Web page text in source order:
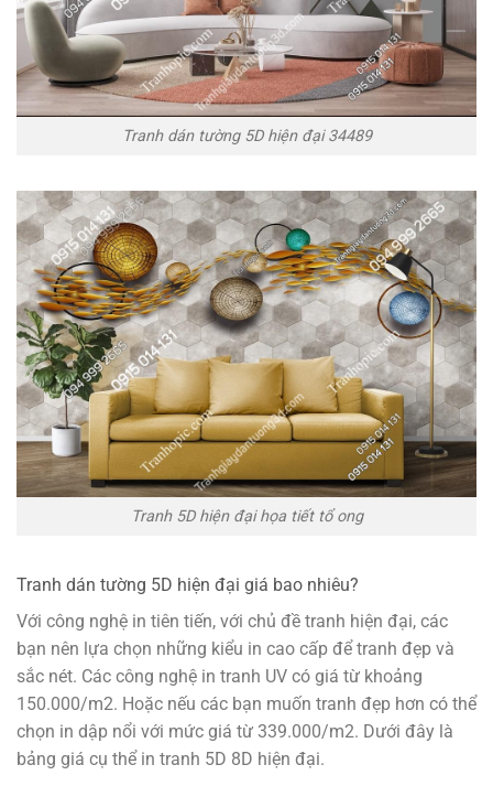
Tranh dán tường 5D hiện đại 34489
Tranh 5D hiện đại họa tiết tổ ong
Tranh dán tường 5D hiện đại giá bao nhiêu?
Với công nghệ in tiên tiến, với chủ đề tranh hiện đại, các
bạn nên lựa chọn những kiểu in cao cấp để tranh đẹp và
sắc nét. Các công nghệ in tranh UV có giá từ khoảng
150.000/m2. Hoặc nếu các bạn muốn tranh đẹp hơn có thể
chọn in dập nổi với mức giá từ 339.000/m2. Dưới đây là
bảng giá cụ thể in tranh 5D 8D hiện đại.